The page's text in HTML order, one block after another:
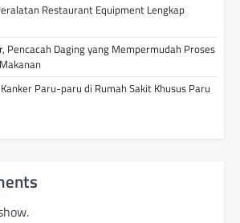
Restaurant Equipment Lengkap
Pencacah Daging yang Mempermudah Proses
Paru-paru di Rumah Sakit Khusus Paru